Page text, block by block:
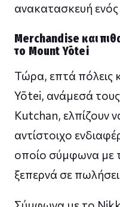
ανακατασκευή
Merchandise και
το Mount Yōtei
Τώρα, επτά πόλεις
Yōtei, ανάμεσά
Kutchan, ελπίζουν
αντίστοιχο
οποίο σύμφωνα με
ξεπερνά σε